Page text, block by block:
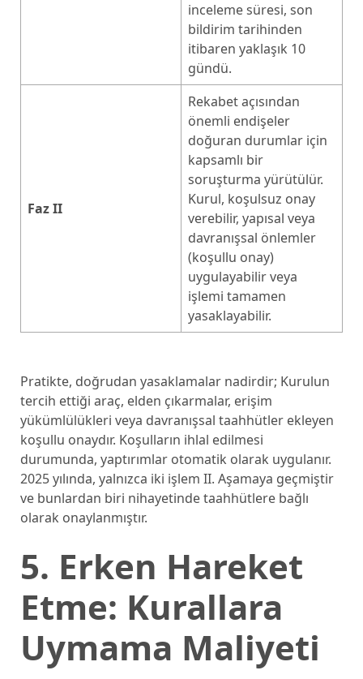
inceleme süresi, son
bildirim tarihinden
itibaren yaklaşık 10
gündü.
Faz II
Rekabet açısından
önemli endişeler
doğuran durumlar için
kapsamlı bir
soruşturma yürütülür.
Kurul, koşulsuz onay
verebilir, yapısal veya
davranışsal önlemler
(koşullu onay)
uygulayabilir veya
işlemi tamamen
yasaklayabilir.
Pratikte, doğrudan yasaklamalar nadirdir; Kurulun
tercih ettiği araç, elden çıkarmalar, erişim
yükümlülükleri veya davranışsal taahhütler ekleyen
koşullu onaydır. Koşulların ihlal edilmesi
durumunda, yaptırımlar otomatik olarak uygulanır.
2025 yılında, yalnızca iki işlem II. Aşamaya geçmiştir
ve bunlardan biri nihayetinde taahhütlere bağlı
olarak onaylanmıştır.
5. Erken Hareket
Etme: Kurallara
Uymama Maliyeti